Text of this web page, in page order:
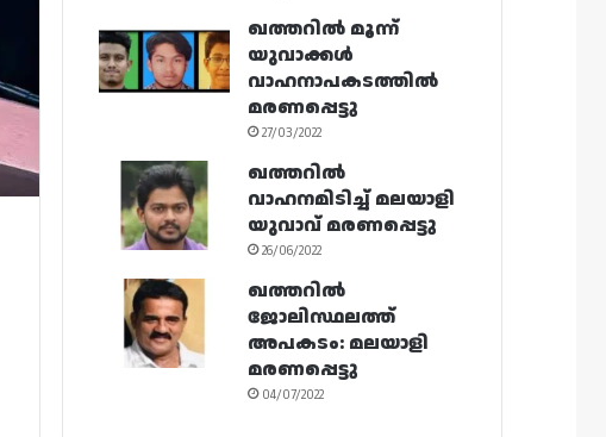
ഖത്തറിൽ മൂന്ന്
യുവാക്കൾ
വാഹനാപകടത്തിൽ
മരണപ്പെട്ടു
27/03/2022
ഖത്തറിൽ
വാഹനമിടിച്ച് മലയാളി
യുവാവ് മരണപ്പെട്ടു
26/06/2022
ഖത്തറിൽ
ജോലിസ്ഥലത്ത്
അപകടം: മലയാളി
മരണപ്പെട്ടു
04/07/2022